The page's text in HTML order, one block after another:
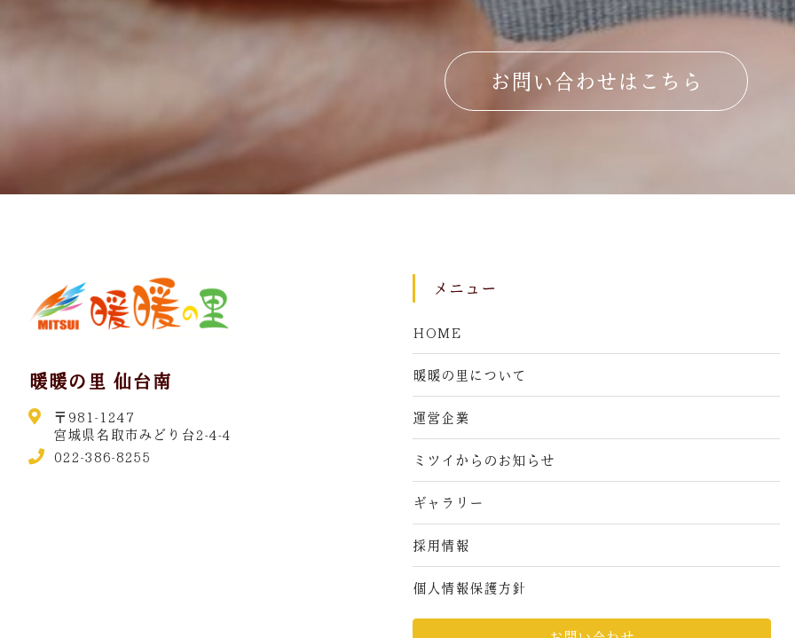
お問い合わせはこちら
暖暖の里 仙台南
〒981-1247
宮城県名取市みどり台2-4-4
022-386-8255
メニュー
HOME
暖暖の里について
運営企業
ミツイからのお知らせ
ギャラリー
採用情報
個人情報保護方針